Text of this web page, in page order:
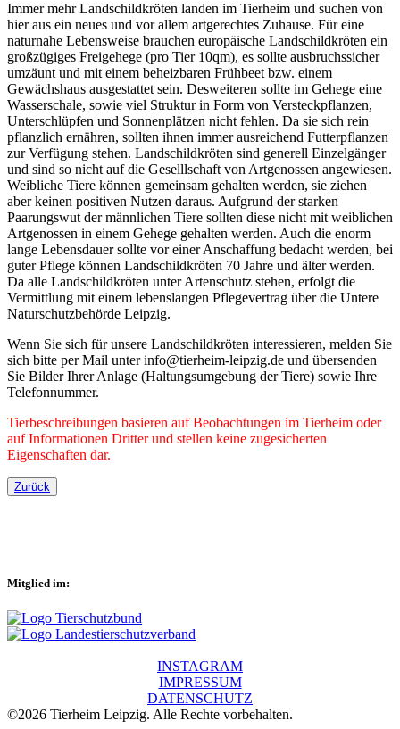
Immer mehr Landschildkröten landen im Tierheim und suchen von
hier aus ein neues und vor allem artgerechtes Zuhause. Für eine
naturnahe Lebensweise brauchen europäische Landschildkröten ein
großzügiges Freigehege (pro Tier 10qm), es sollte ausbruchssicher
umzäunt und mit einem beheizbaren Frühbeet bzw. einem
Gewächshaus ausgestattet sein. Desweiteren sollte im Gehege eine
Wasserschale, sowie viel Struktur in Form von Versteckpflanzen,
Unterschlüpfen und Sonnenplätzen nicht fehlen. Da sie sich rein
pflanzlich ernähren, sollten ihnen immer ausreichend Futterpflanzen
zur Verfügung stehen. Landschildkröten sind generell Einzelgänger
und sind so nicht auf die Geselllschaft von Artgenossen angewiesen.
Weibliche Tiere können gemeinsam gehalten werden, sie ziehen
aber keinen positiven Nutzen daraus. Aufgrund der starken
Paarungswut der männlichen Tiere sollten diese nicht mit weiblichen
Artgenossen in einem Gehege gehalten werden. Auch die enorm
lange Lebensdauer sollte vor einer Anschaffung bedacht werden, bei
guter Pflege können Landschildkröten 70 Jahre und älter werden.
Da alle Landschildkröten unter Artenschutz stehen, erfolgt die
Vermittlung mit einem lebenslangen Pflegevertrag über die Untere
Naturschutzbehörde Leipzig.
Wenn Sie sich für unsere Landschildkröten interessieren, melden Sie
sich bitte per Mail unter info@tierheim-leipzig.de und übersenden
Sie Bilder Ihrer Anlage (Haltungsumgebung der Tiere) sowie Ihre
Telefonnummer.
Tierbeschreibungen basieren auf Beobachtungen im Tierheim oder
auf Informationen Dritter und stellen keine zugesicherten
Eigenschaften dar.
Zurück
Mitglied im:
INSTAGRAM
IMPRESSUM
DATENSCHUTZ
©2026 Tierheim Leipzig. Alle Rechte vorbehalten.